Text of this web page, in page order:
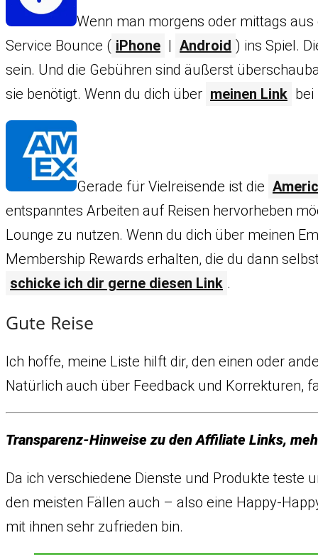
Wenn man morgens oder mittags
Service Bounce ( iPhone | Android ) ins Spiel.
sein. Und die Gebühren sind äußerst
sie benötigt. Wenn du dich über meinen Link bei
Gerade für Vielreisende ist die
entspanntes Arbeiten auf Reisen hervorheben
Lounge zu nutzen. Wenn du dich über meinen
Membership Rewards erhalten, die du dann
schicke ich dir gerne diesen Link .
Gute Reise
Ich hoffe, meine Liste hilft dir, den einen oder
Natürlich auch über Feedback und Korrekturen,
Transparenz-Hinweise zu den Affiliate Links,
Da ich verschiedene Dienste und Produkte teste
den meisten Fällen auch – also eine Happy-
mit ihnen sehr zufrieden bin.